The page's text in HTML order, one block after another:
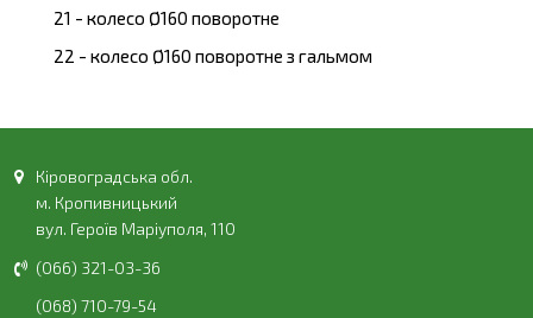
21 - колесо Ø160 поворотне
22 - колесо Ø160 поворотне з гальмом
Кіровоградська обл.
м. Кропивницький
вул. Героїв Маріуполя, 110
(066) 321-03-36
(068) 710-79-54